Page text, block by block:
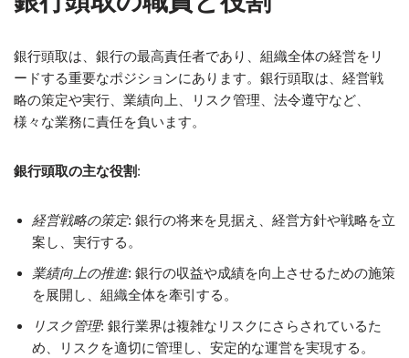
銀行頭取は、銀行の最高責任者であり、組織全体の経営をリ
ードする重要なポジションにあります。銀行頭取は、経営戦
略の策定や実行、業績向上、リスク管理、法令遵守など、
様々な業務に責任を負います。
銀行頭取の主な役割:
経営戦略の策定: 銀行の将来を見据え、経営方針や戦略を立
案し、実行する。
業績向上の推進: 銀行の収益や成績を向上させるための施策
を展開し、組織全体を牽引する。
リスク管理: 銀行業界は複雑なリスクにさらされているた
め、リスクを適切に管理し、安定的な運営を実現する。